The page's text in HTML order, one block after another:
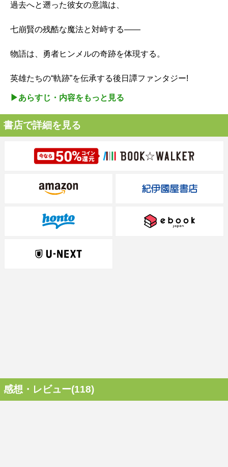
過去へと遡った彼女の意識は、
七崩賢の残酷な魔法と対峙する――
物語は、勇者ヒンメルの奇跡を体現する。
英雄たちの“軌跡”を伝承する後日譚ファンタジー!
▶︎あらすじ・内容をもっと見る
書店で詳細を見る
感想・レビュー(118)